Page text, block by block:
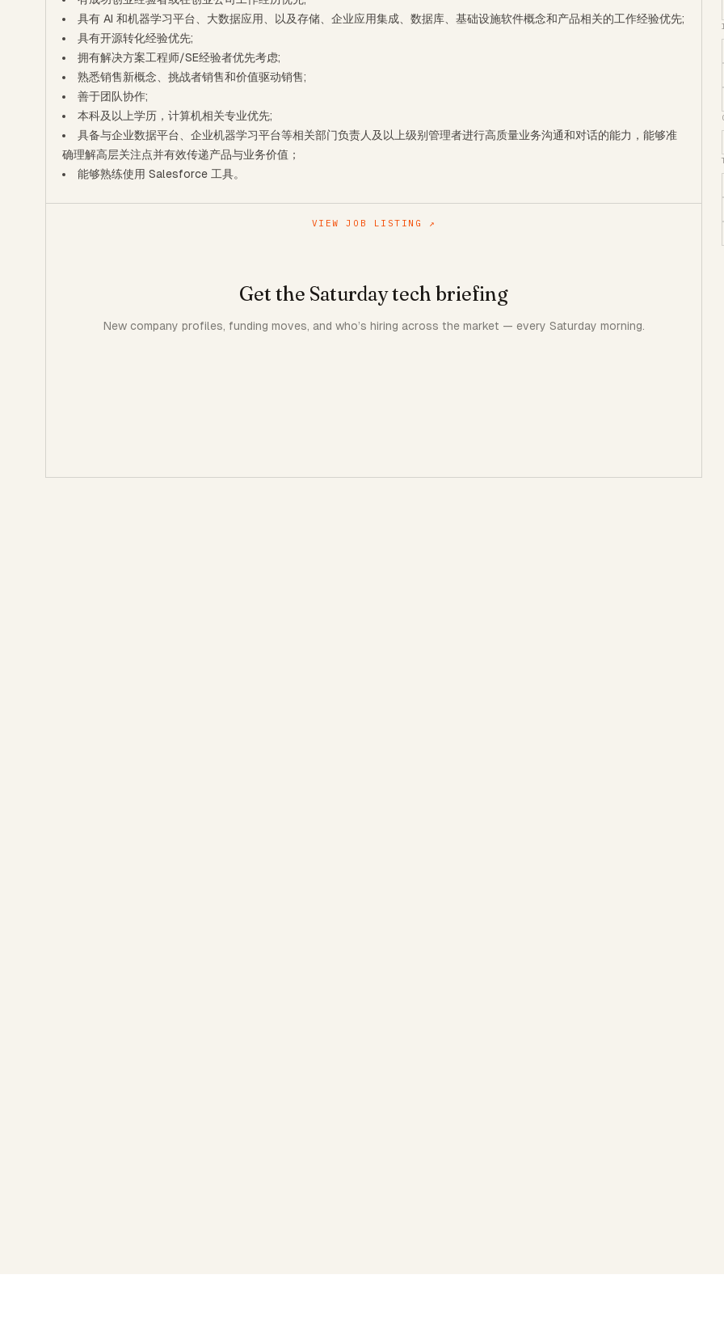
具有 AI 和机器学习平台、大数据应用、以及存储、企业应用集成、数据库、基础设施软件概念和产品相关的工作经验优先;
具有开源转化经验优先;
拥有解决方案工程师/SE经验者优先考虑;
熟悉销售新概念、挑战者销售和价值驱动销售;
善于团队协作;
本科及以上学历，计算机相关专业优先;
具备与企业数据平台、企业机器学习平台等相关部门负责人及以上级别管理者进行高质量业务沟通和对话的能力，能够准
确理解高层关注点并有效传递产品与业务价值；
能够熟练使用 Salesforce 工具。
VIEW JOB LISTING ↗
Get the Saturday tech briefing
New company profiles, funding moves, and who’s hiring across the market — every Saturday morning.